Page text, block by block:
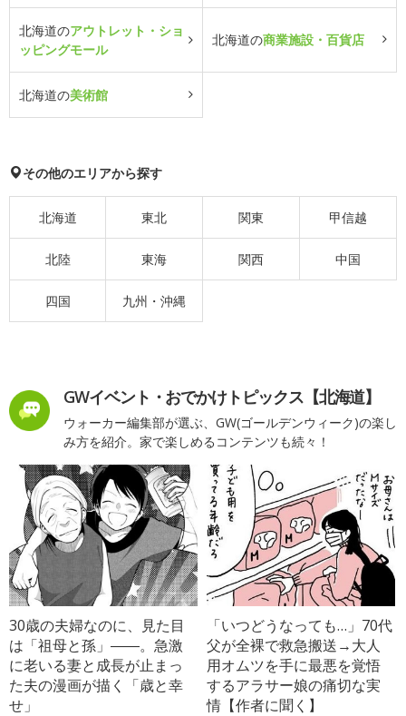
北海道のアウトレット・ショ
ッピングモール
北海道の商業施設・百貨店
北海道の美術館
その他のエリアから探す
北海道 東北 関東 甲信越
北陸 東海 関西 中国
四国 九州・沖縄
GWイベント・おでかけトピックス【北海道】
ウォーカー編集部が選ぶ、GW(ゴールデンウィーク)の楽し
み方を紹介。家で楽しめるコンテンツも続々！
30歳の夫婦なのに、見た目
は「祖母と孫」――。急激
に老いる妻と成長が止まっ
た夫の漫画が描く「歳と幸
せ」
「いつどうなっても…」70代
父が全裸で救急搬送→大人
用オムツを手に最悪を覚悟
するアラサー娘の痛切な実
情【作者に聞く】